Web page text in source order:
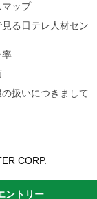
マップ
る日テレ人材セン
率
扱いにつきまして
CORP.
ントリー